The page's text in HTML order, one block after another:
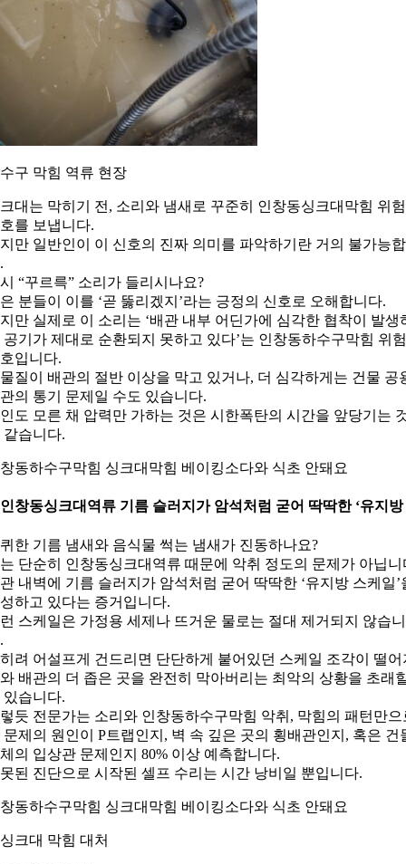
구 막힘 역류 현장
대는 막히기 전, 소리와 냄새로 꾸준히 인창동싱크대막힘 위험
를 보냅니다.
만 일반인이 이 신호의 진짜 의미를 파악하기란 거의 불가능
“꾸르륵” 소리가 들리시나요?
분들이 이를 ‘곧 뚫리겠지’라는 긍정의 신호로 오해합니다.
만 실제로 이 소리는 ‘배관 내부 어딘가에 심각한 협착이 발생
공기가 제대로 순환되지 못하고 있다’는 인창동하수구막힘 위험
입니다.
질이 배관의 절반 이상을 막고 있거나, 더 심각하게는 건물 공
의 통기 문제일 수도 있습니다.
도 모른 채 압력만 가하는 것은 시한폭탄의 시간을 앞당기는
같습니다.
동하수구막힘 싱크대막힘 베이킹소다와 식초 안돼요
창동싱크대역류 기름 슬러지가 암석처럼 굳어 딱딱한 ‘유지방
한 기름 냄새와 음식물 썩는 냄새가 진동하나요?
단순히 인창동싱크대역류 때문에 악취 정도의 문제가 아닙니
내벽에 기름 슬러지가 암석처럼 굳어 딱딱한 ‘유지방 스케일’
하고 있다는 증거입니다.
스케일은 가정용 세제나 뜨거운 물로는 절대 제거되지 않습니
려 어설프게 건드리면 단단하게 붙어있던 스케일 조각이 떨어
배관의 더 좁은 곳을 완전히 막아버리는 최악의 상황을 초래
있습니다.
듯 전문가는 소리와 인창동하수구막힘 악취, 막힘의 패턴만으
문제의 원인이 P트랩인지, 벽 속 깊은 곳의 횡배관인지, 혹은 건
의 입상관 문제인지 80% 이상 예측합니다.
된 진단으로 시작된 셀프 수리는 시간 낭비일 뿐입니다.
동하수구막힘 싱크대막힘 베이킹소다와 식초 안돼요